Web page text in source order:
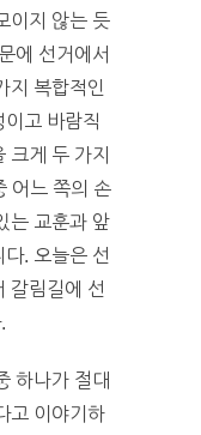
이지 않는 듯
에 선거에서
지 복합적인
고 바람직
크게 두 가지
어느 쪽의 손
는 교훈과 앞
. 오늘은 선
갈림길에 선
하나가 절대
고 이야기하